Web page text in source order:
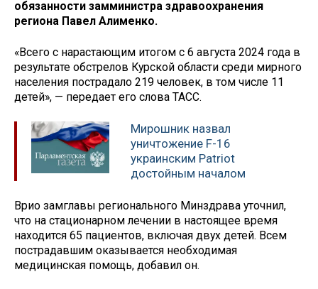
обязанности замминистра здравоохранения
региона Павел Алименко.
«Всего с нарастающим итогом с 6 августа 2024 года в
результате обстрелов Курской области среди мирного
населения пострадало 219 человек, в том числе 11
детей», — передает его слова ТАСС.
Мирошник назвал
уничтожение F-16
украинским Patriot
достойным началом
Врио замглавы регионального Минздрава уточнил,
что на стационарном лечении в настоящее время
находится 65 пациентов, включая двух детей. Всем
пострадавшим оказывается необходимая
медицинская помощь, добавил он.